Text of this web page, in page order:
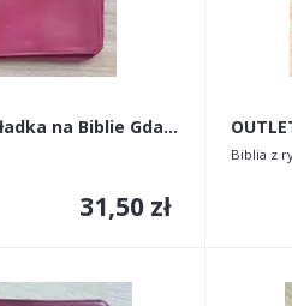
OUTLET - okładka na Biblie Gdańską stare wydanie
31,50 zł
Biblia z